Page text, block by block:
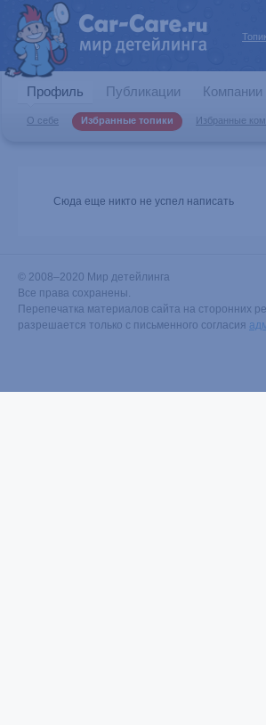
Профиль
О себе Избранные топики Избранные
Публикации Компании
Сюда еще никто не успел написать
© 2008–2020 Мир детейлинга
Все права сохранены.
Перепечатка материалов сайта на сторонних
разрешается только с письменного согласия